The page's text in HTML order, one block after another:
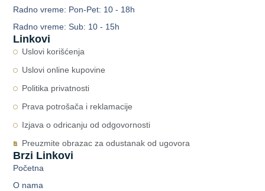
Linkovi
Uslovi korišćenja
Uslovi online kupovine
Politika privatnosti
Prava potrošača i reklamacije
Izjava o odricanju od odgovornosti
Preuzmite obrazac za odustanak od ugovora
Brzi Linkovi
Početna
O nama
Radno vreme: Pon-Pet: 10 - 18h
Radno vreme: Sub: 10 - 15h